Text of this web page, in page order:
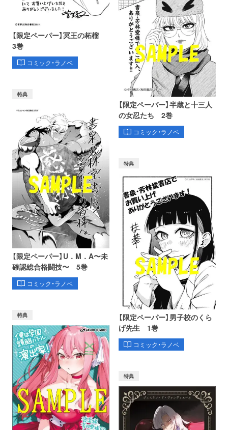
【限定ペーパー】冥王の柘榴
3巻
コミック・ラノベ
【限定ペーパー】半蔵と十三人
の女忍たち 2巻
コミック・ラノベ
特典
【限定ペーパー】U．M．A〜未
確認総合格闘技〜 5巻
コミック・ラノベ
特典
【限定ペーパー】男子校のくら
げ先生 1巻
コミック・ラノベ
特典
特典